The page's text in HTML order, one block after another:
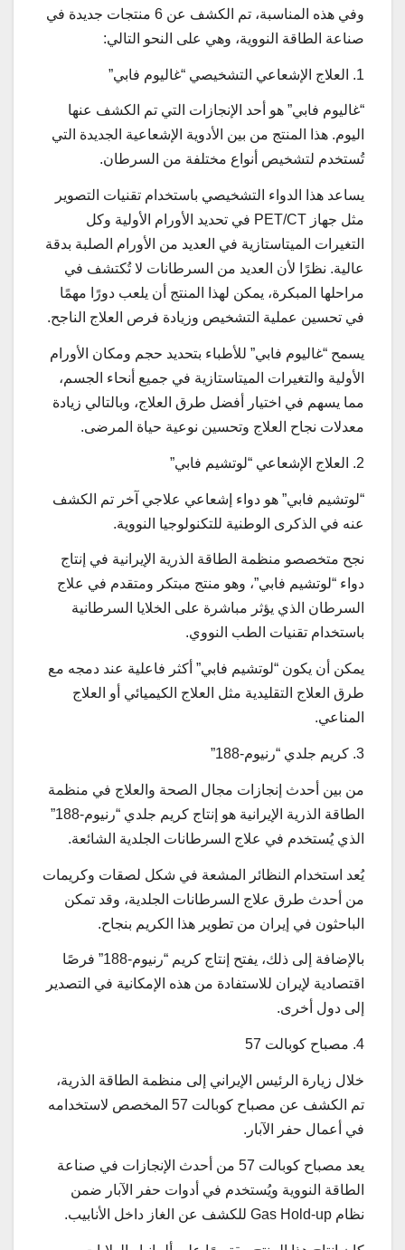
وفي هذه المناسبة، تم الكشف عن 6 منتجات جديدة في
صناعة الطاقة النووية، وهي على النحو التالي:
1. العلاج الإشعاعي التشخيصي “غاليوم فابي”
“غاليوم فابي” هو أحد الإنجازات التي تم الكشف عنها
اليوم. هذا المنتج من بين الأدوية الإشعاعية الجديدة التي
تُستخدم لتشخيص أنواع مختلفة من السرطان.
يساعد هذا الدواء التشخيصي باستخدام تقنيات التصوير
مثل جهاز PET/CT في تحديد الأورام الأولية وكل
التغيرات الميتاستازية في العديد من الأورام الصلبة بدقة
عالية. نظرًا لأن العديد من السرطانات لا تُكتشف في
مراحلها المبكرة، يمكن لهذا المنتج أن يلعب دورًا مهمًا
في تحسين عملية التشخيص وزيادة فرص العلاج الناجح.
يسمح “غاليوم فابي” للأطباء بتحديد حجم ومكان الأورام
الأولية والتغيرات الميتاستازية في جميع أنحاء الجسم،
مما يسهم في اختيار أفضل طرق العلاج، وبالتالي زيادة
معدلات نجاح العلاج وتحسين نوعية حياة المرضى.
2. العلاج الإشعاعي “لوتشيم فابي”
“لوتشيم فابي” هو دواء إشعاعي علاجي آخر تم الكشف
عنه في الذكرى الوطنية للتكنولوجيا النووية.
نجح متخصصو منظمة الطاقة الذرية الإيرانية في إنتاج
دواء “لوتشيم فابي”، وهو منتج مبتكر ومتقدم في علاج
السرطان الذي يؤثر مباشرة على الخلايا السرطانية
باستخدام تقنيات الطب النووي.
يمكن أن يكون “لوتشيم فابي” أكثر فاعلية عند دمجه مع
طرق العلاج التقليدية مثل العلاج الكيميائي أو العلاج
المناعي.
3. كريم جلدي “رنيوم-188”
من بين أحدث إنجازات مجال الصحة والعلاج في منظمة
الطاقة الذرية الإيرانية هو إنتاج كريم جلدي “رنيوم-188”
الذي يُستخدم في علاج السرطانات الجلدية الشائعة.
يُعد استخدام النظائر المشعة في شكل لصقات وكريمات
من أحدث طرق علاج السرطانات الجلدية، وقد تمكن
الباحثون في إيران من تطوير هذا الكريم بنجاح.
بالإضافة إلى ذلك، يفتح إنتاج كريم “رنيوم-188” فرصًا
اقتصادية لإيران للاستفادة من هذه الإمكانية في التصدير
إلى دول أخرى.
4. مصباح كوبالت 57
خلال زيارة الرئيس الإيراني إلى منظمة الطاقة الذرية،
تم الكشف عن مصباح كوبالت 57 المخصص لاستخدامه
في أعمال حفر الآبار.
يعد مصباح كوبالت 57 من أحدث الإنجازات في صناعة
الطاقة النووية ويُستخدم في أدوات حفر الآبار ضمن
نظام Gas Hold-up للكشف عن الغاز داخل الأنابيب.